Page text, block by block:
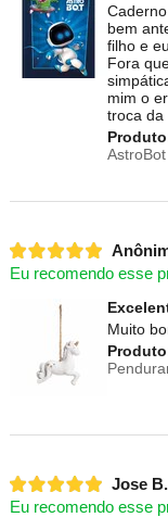
bem
filho e
Fora
mim o
troca da
Eu recomendo esse
Muito
Jose B.
Eu recomendo esse